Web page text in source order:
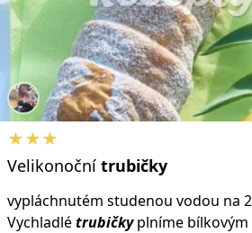
★★★
Velikonoční trubičky
vypláchnutém studenou vodou na
Vychladlétrubičkyplníme bílkovým